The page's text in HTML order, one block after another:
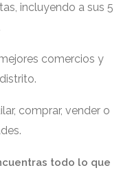
incluyendo a sus 5
comercios y
comprar, vender o
todo lo que